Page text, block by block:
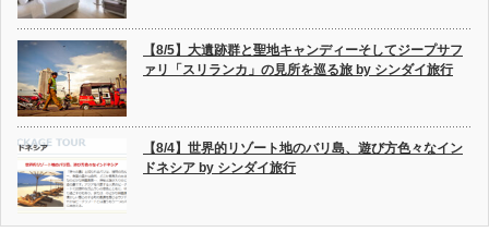
【8/5】大遺跡群と聖地キャンディーそしてジープサフ
ァリ「スリランカ」の見所を巡る旅 by シンダイ旅行
【8/4】世界的リゾート地のバリ島、遊び方色々なイン
ドネシア by シンダイ旅行